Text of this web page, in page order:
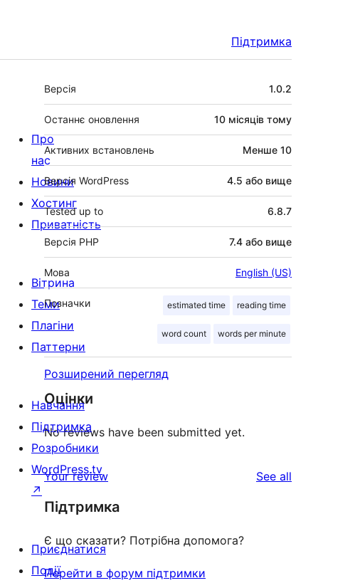
Підтримка
Мета
Версія 1.0.2
Останнє оновлення 10 місяців тому
Активних встановлень Менше 10
Версія WordPress 4.5 або вище
Tested up to 6.8.7
Версія PHP 7.4 або вище
Мова English (US)
Позначки estimated time reading time
word count words per minute
Розширений перегляд
Оцінки
No reviews have been submitted yet.
Your review See all
Підтримка
Є що сказати? Потрібна допомога?
Перейти в форум підтримки
Про
нас
Новини
Хостинг
Приватність
Вітрина
Теми
Плагіни
Паттерни
Навчання
Підтримка
Розробники
WordPress.tv
↗
Приєднатися
Події